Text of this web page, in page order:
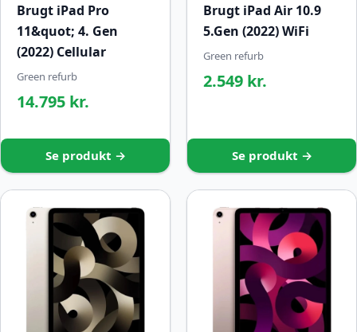
Brugt iPad Pro
11&quot; 4. Gen
(2022) Cellular
Green refurb
14.795 kr.
Se produkt →
Brugt iPad Air 10.9
5.Gen (2022) WiFi
Green refurb
2.549 kr.
Se produkt →